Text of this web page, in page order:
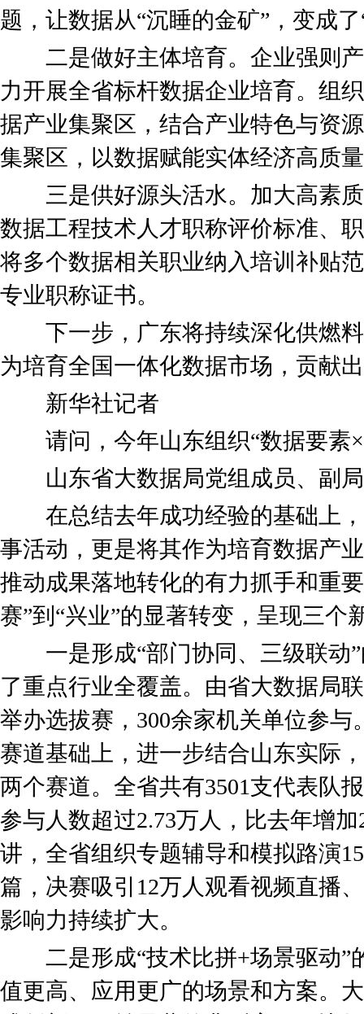
题，让数据从“沉睡的金矿”，变成
二是做好主体培育。企业强则产
力开展全省标杆数据企业培育。组
据产业集聚区，结合产业特色与资
集聚区，以数据赋能实体经济高质
三是供好源头活水。加大高素质
数据工程技术人才职称评价标准、
将多个数据相关职业纳入培训补贴
专业职称证书。
下一步，广东将持续深化供燃料
为培育全国一体化数据市场，贡献
新华社记者
请问，今年山东组织“数据要素
山东省大数据局党组成员、副局
在总结去年成功经验的基础上，
事活动，更是将其作为培育数据产
推动成果落地转化的有力抓手和重
赛”到“兴业”的显著转变，呈现三个
一是形成“部门协同、三级联动”
了重点行业全覆盖。由省大数据局
举办选拔赛，300余家机关单位参与
赛道基础上，进一步结合山东实际
两个赛道。全省共有3501支代表队
参与人数超过2.73万人，比去年增
讲，全省组织专题辅导和模拟路演
篇，决赛吸引12万人观看视频直播
影响力持续扩大。
二是形成“技术比拼+场景驱动”
值更高、应用更广的场景和方案。